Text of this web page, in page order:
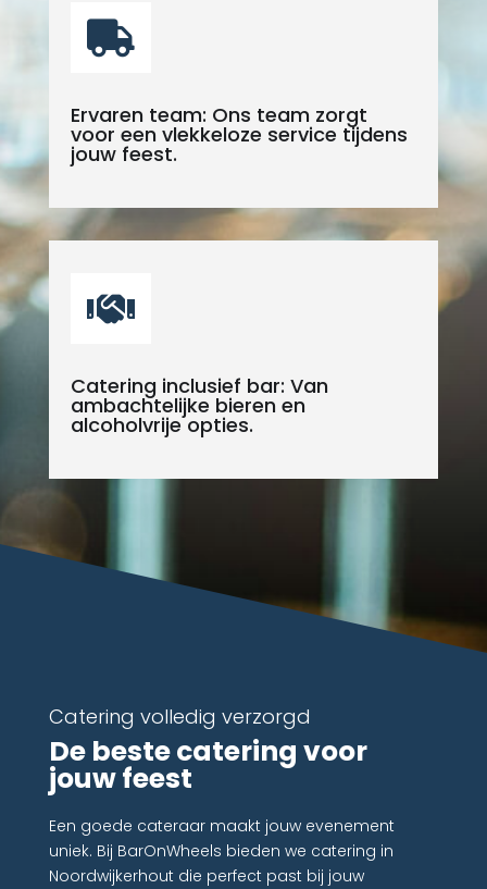

Ervaren team: Ons team zorgt
voor een vlekkeloze service tijdens
jouw feest.

Catering inclusief bar: Van
ambachtelijke bieren en
alcoholvrije opties.
Catering volledig verzorgd
De beste catering voor
jouw feest
Een goede cateraar maakt jouw evenement
uniek. Bij BarOnWheels bieden we catering in
Noordwijkerhout die perfect past bij jouw